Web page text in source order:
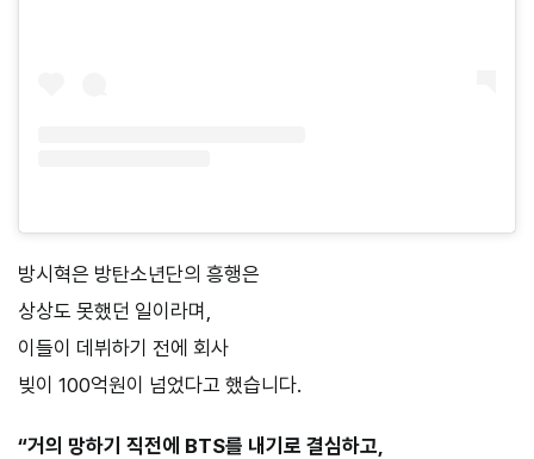
방시혁은 방탄소년단의 흥행은
상상도 못했던 일이라며,
이들이 데뷔하기 전에 회사
빚이 100억원이 넘었다고 했습니다.
“거의 망하기 직전에 BTS를 내기로 결심하고,